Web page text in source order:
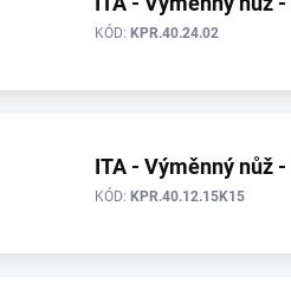
KÓD: KPR.40.24.02
ITA - Výměnný nůž
KÓD: KPR.40.12.15K15